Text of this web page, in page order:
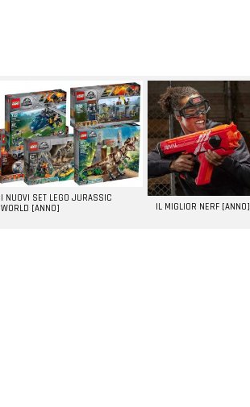
I NUOVI SET LEGO JURASSIC
WORLD [ANNO]
IL MIGLIOR NERF [ANNO]